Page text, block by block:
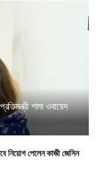
শামা ওবায়েদ
নিয়োগ পেলেন কাজী জেসিন